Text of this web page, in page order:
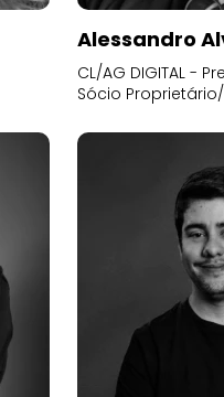
Alessandro
CL/AG DIGITAL -
Sócio